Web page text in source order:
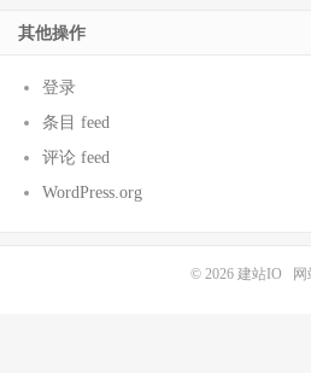
其他操作
登录
条目 feed
评论 feed
WordPress.org
© 2026 建站IO